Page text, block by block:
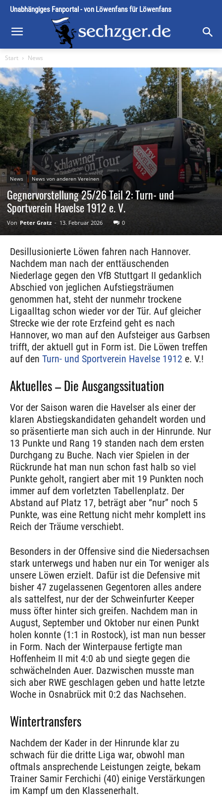
Unabhängiges Fanportal - von Löwenfans für Löwenfans
Start News
News News von anderen Vereinen
Gegnervorstellung 25/26 Teil 2: Turn- und
Sportverein Havelse 1912 e. V.
Von Peter Gratz - 13. Februar 2026 0
Desillusionierte Löwen fahren nach Hannover.
Nachdem man nach der enttäuschenden
Niederlage gegen den VfB Stuttgart II gedanklich
Abschied von jeglichen Aufstiegsträumen
genommen hat, steht der nunmehr trockene
Ligaalltag schon wieder vor der Tür. Auf gleicher
Strecke wie der rote Erzfeind geht es nach
Hannover, wo man auf den Aufsteiger aus Garbsen
trifft, der aktuell gut in Form ist. Die Löwen treffen
auf den Turn- und Sportverein Havelse 1912 e. V.!
Aktuelles – Die Ausgangssituation
Vor der Saison waren die Havelser als einer der
klaren Abstiegskandidaten gehandelt worden und
so präsentierte man sich auch in der Hinrunde. Nur
13 Punkte und Rang 19 standen nach dem ersten
Durchgang zu Buche. Nach vier Spielen in der
Rückrunde hat man nun schon fast halb so viel
Punkte geholt, rangiert aber mit 19 Punkten noch
immer auf dem vorletzten Tabellenplatz. Der
Abstand auf Platz 17, beträgt aber “nur” noch 5
Punkte, was eine Rettung nicht mehr komplett ins
Reich der Träume verschiebt.
Besonders in der Offensive sind die Niedersachsen
stark unterwegs und haben nur ein Tor weniger als
unsere Löwen erzielt. Dafür ist die Defensive mit
bisher 47 zugelassenen Gegentoren alles andere
als sattelfest, nur der der Schweinfurter Keeper
muss öfter hinter sich greifen. Nachdem man in
August, September und Oktober nur einen Punkt
holen konnte (1:1 in Rostock), ist man nun besser
in Form. Nach der Winterpause fertigte man
Hoffenheim II mit 4:0 ab und siegte gegen die
schwächelnden Auer. Dazwischen musste man
sich aber RWE geschlagen geben und hatte letzte
Woche in Osnabrück mit 0:2 das Nachsehen.
Wintertransfers
Nachdem der Kader in der Hinrunde klar zu
schwach für die dritte Liga war, obwohl man
oftmals ansprechende Leistungen zeigte, bekam
Trainer Samir Ferchichi (40) einige Verstärkungen
im Kampf um den Klassenerhalt.